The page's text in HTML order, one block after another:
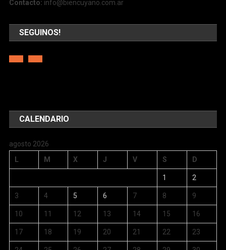
Contacto: info@biencuyano.com.ar
SEGUINOS!
CALENDARIO
agosto 2026
L
M X J V S D
1 2
3 4 5 6 7 8 9
10 11 12 13 14 15 16
17 18 19 20 21 22 23